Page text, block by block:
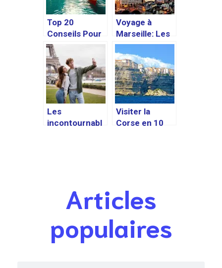
Top 20
Conseils Pour
Faire du Canoë
en Ardèche en
Toute Sécurité
et Plaisir
Voyage à
Marseille: Les
meilleurs
endroits pour
voir les
incontournabl
es de la ville
Les
incontournabl
Visiter la
Corse en 10
Articles
populaires